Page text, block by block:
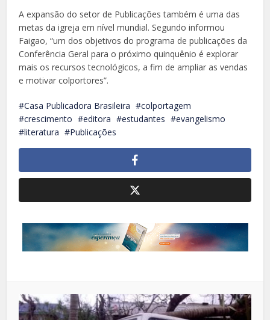
A expansão do setor de Publicações também é uma das
metas da igreja em nível mundial. Segundo informou
Faigao, “um dos objetivos do programa de publicações da
Conferência Geral para o próximo quinquênio é explorar
mais os recursos tecnológicos, a fim de ampliar as vendas
e motivar colportores”.
Casa Publicadora Brasileira
colportagem
crescimento
editora estudantes
evangelismo
literatura
Publicações